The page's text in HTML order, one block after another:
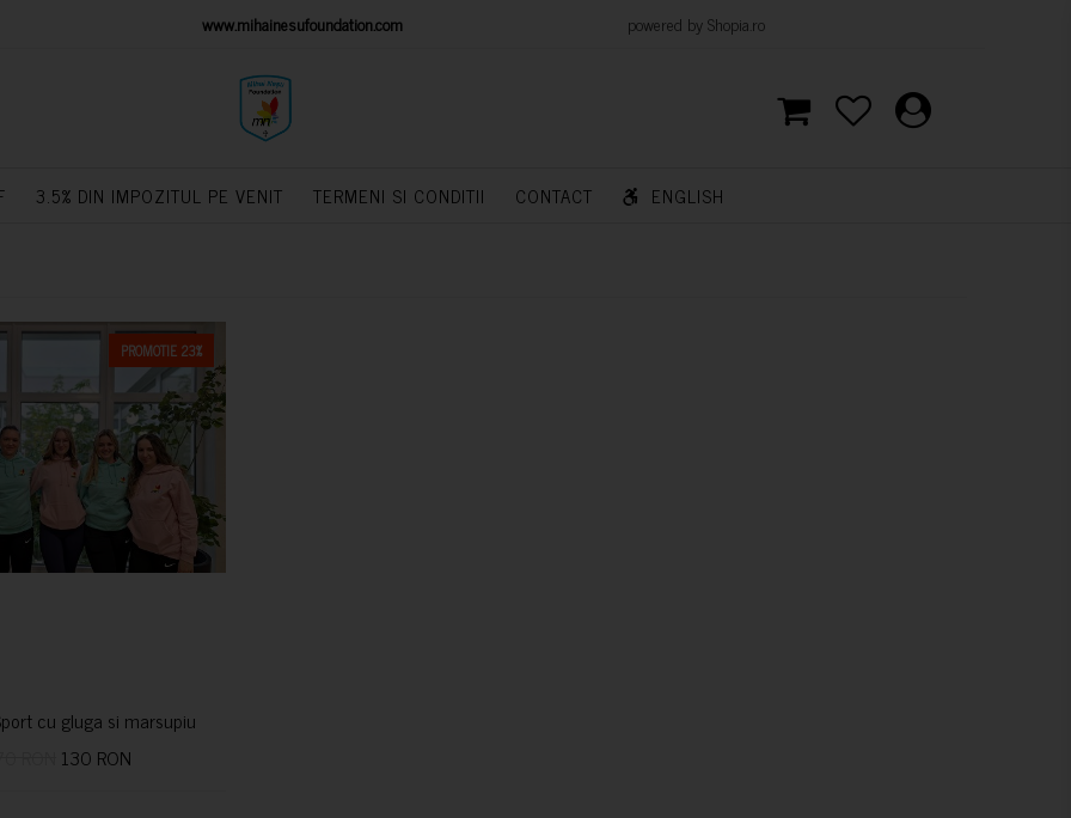
PLATFORM www.mihainesufoundation.com powered by Shopia.ro
3.5% DIN IMPOZITUL PE VENIT TERMENI SI CONDITII CONTACT ENGLISH
PROMOTIE 23%
cu gluga si marsupiu
130 RON
CUMPARA